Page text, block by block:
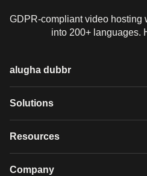
• Schaumplastikkugeln
• Allzweckmesser
• Blumentopf
• Künstliche Blumen
• Buchbinderei
• Goldene Farbe
GDPR-compliant video hosting
into 200+ languages.
alugha dubbr
Overview
Solutions
GDPR video hosting
Resources
Case studies
Company